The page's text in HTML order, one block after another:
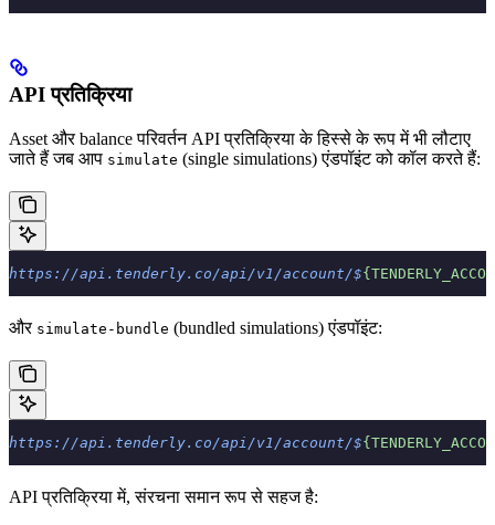
API प्रतिक्रिया
Asset और balance परिवर्तन API प्रतिक्रिया के हिस्से के रूप में भी लौटाए
जाते हैं जब आप simulate (single simulations) एंडपॉइंट को कॉल करते हैं:
https://api.tenderly.co/api/v1/account/$
और simulate-bundle (bundled simulations) एंडपॉइंट:
https://api.tenderly.co/api/v1/account/$
API प्रतिक्रिया में, संरचना समान रूप से सहज है: